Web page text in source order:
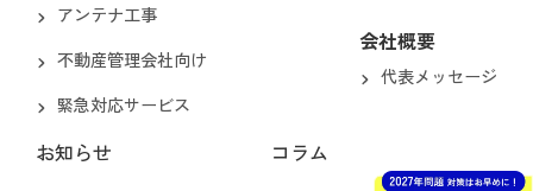
アンテナ工事
不動産管理会社向け
緊急対応サービス
会社概要
代表メッセージ
お知らせ
コラム